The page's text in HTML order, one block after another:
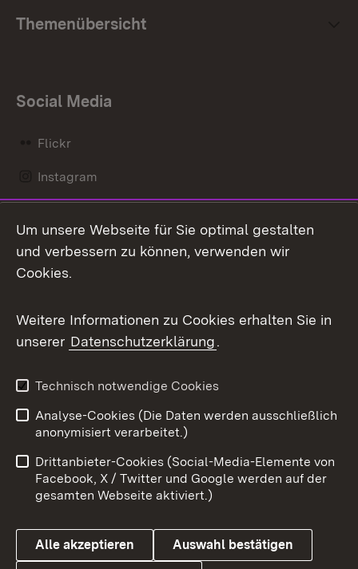
Themenübersicht
Social Media
Flickr
Instagram
Mastodon
Messenger
Social Wall
X / Twitter
Youtube
Benutzungshinweise
Barrierefreiheit
Datenschutz
Cookies
Um unsere Webseite für Sie optimal gestalten
und verbessern zu können, verwenden wir
Cookies.
Weitere Informationen zu Cookies erhalten Sie in
unserer Datenschutzerklärung.
Technisch notwendige Cookies
Analyse-Cookies (Die Daten werden ausschließlich
anonymisiert verarbeitet.)
Drittanbieter-Cookies (Social-Media-Elemente von
Facebook, X / Twitter und Google werden auf der
gesamten Webseite aktiviert.)
Alle akzeptieren Auswahl bestätigen